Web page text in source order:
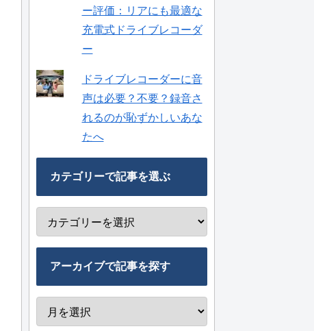
ー評価：リアにも最適な
充電式ドライブレコーダ
ー
ドライブレコーダーに音
声は必要？不要？録音さ
れるのが恥ずかしいあな
たへ
カテゴリーで記事を選ぶ
アーカイブで記事を探す